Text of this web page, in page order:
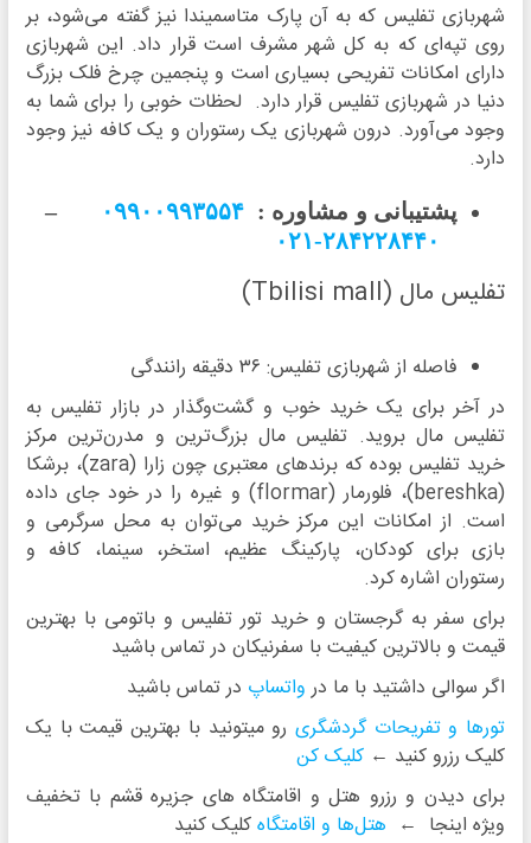
شهربازی تفلیس که به آن پارک متاسمیندا نیز گفته می‌شود، بر
روی تپه‌ای که به کل شهر مشرف است قرار داد. این شهربازی
دارای امکانات تفریحی بسیاری است و پنجمین چرخ فلک بزرگ
دنیا در شهربازی تفلیس قرار دارد. لحظات خوبی را برای شما به
وجود می‌آ‌ورد. درون شهربازی یک رستوران و یک کافه نیز وجود
دارد.
پشتیبانی و مشاوره : ۰۹۹۰۰۹۹۳۵۵۴
–
۲۸۴۲۲۸۴۴۰-۰۲۱
تفلیس مال (Tbilisi mall)
فاصله از شهربازی تفلیس: ۳۶ دقیقه رانندگی
در آخر برای یک خرید خوب و گشت‌وگذار در بازار تفلیس به
تفلیس مال بروید. تفلیس مال بزرگ‌ترین و مدرن‌ترین مرکز
خرید تفلیس بوده که برندهای معتبری چون زارا (zara)، برشکا
(bereshka)، فلورمار (flormar) و غیره را در خود جای داده
است. از امکانات این مرکز خرید می‌توان به محل سرگرمی و
بازی برای کودکان، پارکینگ عظیم، استخر، سینما، کافه و
رستوران اشاره کرد.
برای سفر به گرجستان و خرید تور تفلیس و باتومی با بهترین
قیمت و بالاترین کیفیت با سفرنیکان در تماس باشید
اگر سوالی داشتید با ما درواتساپ در تماس باشید
تورها و تفریحات گردشگری رو میتونید با بهترین قیمت با یک
کلیک رزرو کنید ← کلیک کن
برای دیدن و رزرو هتل و اقامتگاه های جزیره قشم با تخفیف
ویژه اینجا ← هتل‌‌‌ها و اقامتگاهکلیک کنید